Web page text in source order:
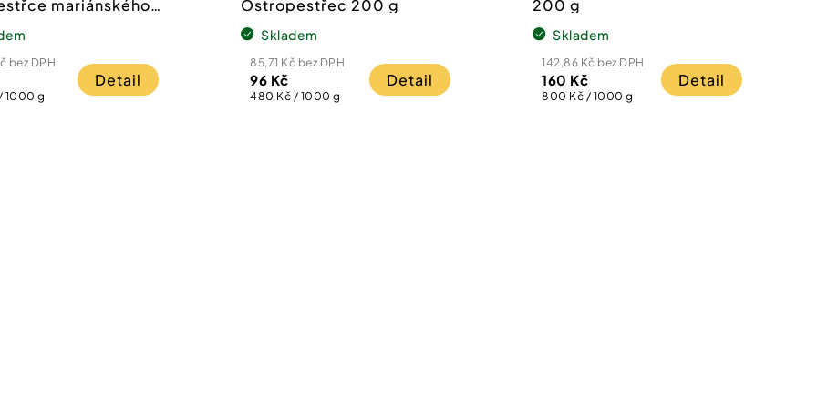
mariánského
bez DPH
1000 g
Detail
Ostropestřec 200 g
Skladem
85,71 Kč bez DPH
96 Kč
Měrná
480 Kč / 1000 g
Detail
200 g
Skladem
142,86 Kč bez DPH
160 Kč
Měrná
800 Kč / 1000 g
Detail